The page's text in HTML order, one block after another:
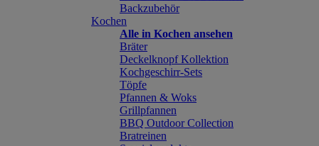
Backzubehör
Kochen
Alle in Kochen ansehen
Bräter
Deckelknopf Kollektion
Kochgeschirr-Sets
Töpfe
Pfannen & Woks
Grillpfannen
BBQ Outdoor Collection
Bratreinen